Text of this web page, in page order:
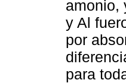
amonio,
y Al
por
para